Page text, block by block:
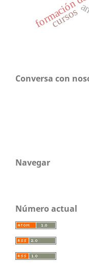
cursos
Conversa con
Navegar
Número actual